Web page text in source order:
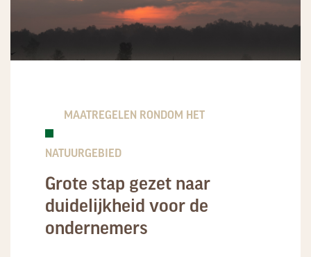
MAATREGELEN RONDOM HET
NATUURGEBIED
Grote stap gezet naar
duidelijkheid voor de
ondernemers